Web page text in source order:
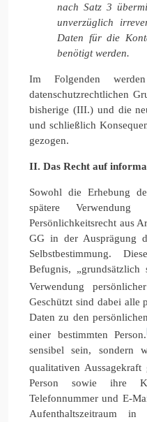
nach Satz 3
unverzüglich
Daten für die
benötigt werden.
Im Folgenden
datenschutzrechtlichen
bisherige (III.) und die
und schließlich
gezogen.
II. Das Recht auf
Sowohl die Erhebung
spätere Verwendung
Persönlichkeitsrecht aus
GG in der Ausprägung
Selbstbestimmung.
Befugnis, „grundsätzlich
Verwendung
Geschützt sind dabei alle
Daten zu den
einer bestimmten Person.
sensibel sein, sondern
qualitativen Aussagekraft
Person sowie ihre
Telefonnummer und E-
Aufenthaltszeitraum in